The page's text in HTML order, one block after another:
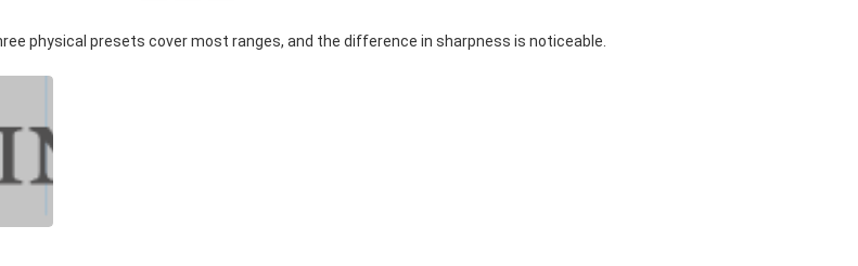
physical presets cover most ranges, and the difference in sharpness is noticeable.